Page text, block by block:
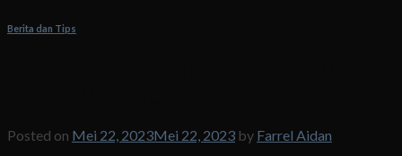
Berita dan Tips
Posted on Mei 22, 2023Mei 22, 2023 by Farrel Aidan